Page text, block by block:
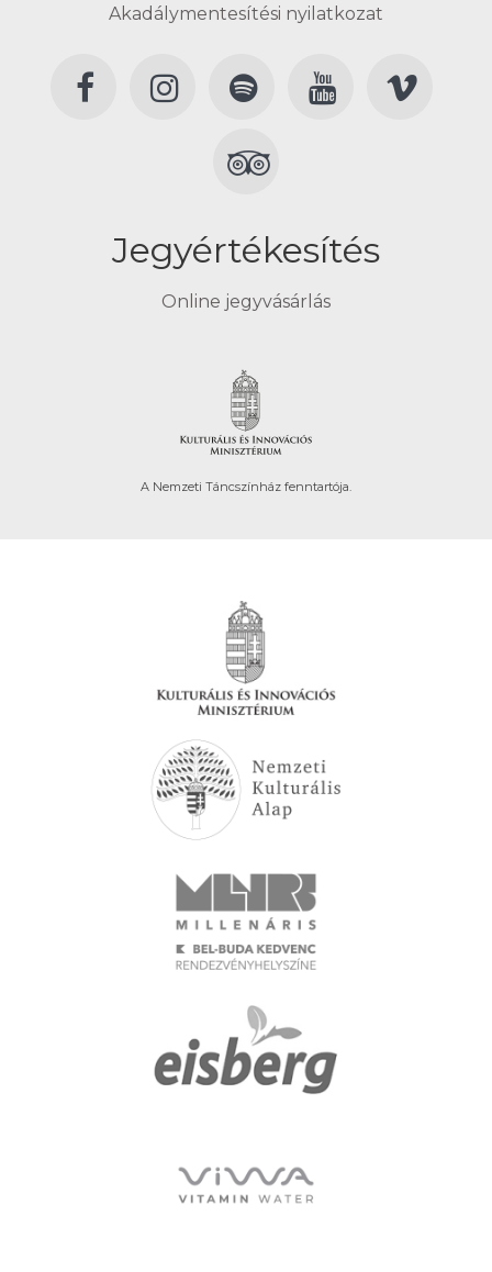
Akadálymentesítési nyilatkozat
Jegyértékesítés
Online jegyvásárlás
A Nemzeti Táncszínház fenntartója.